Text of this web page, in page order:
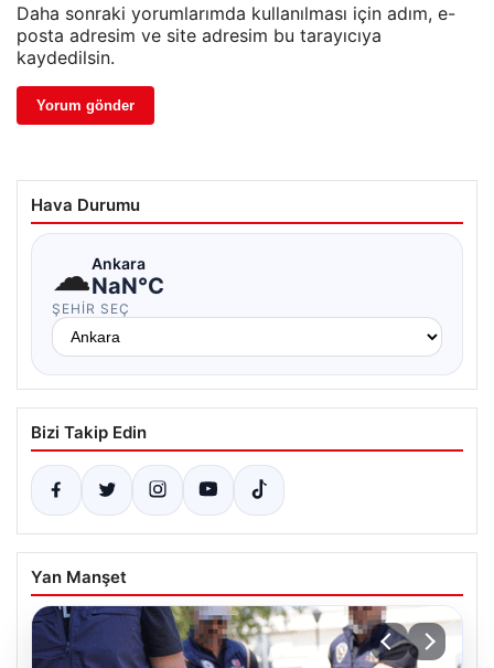
Daha sonraki yorumlarımda kullanılması için adım, e-
posta adresim ve site adresim bu tarayıcıya
kaydedilsin.
Hava Durumu
☁Ankara
NaN°C
ŞEHIR SEÇ
Bizi Takip Edin
Yan Manşet